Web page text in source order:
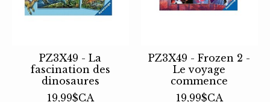
PZ3X49 - La
fascination des
dinosaures
19,99$CA
PZ3X49 - Frozen 2 -
Le voyage
commence
19,99$CA